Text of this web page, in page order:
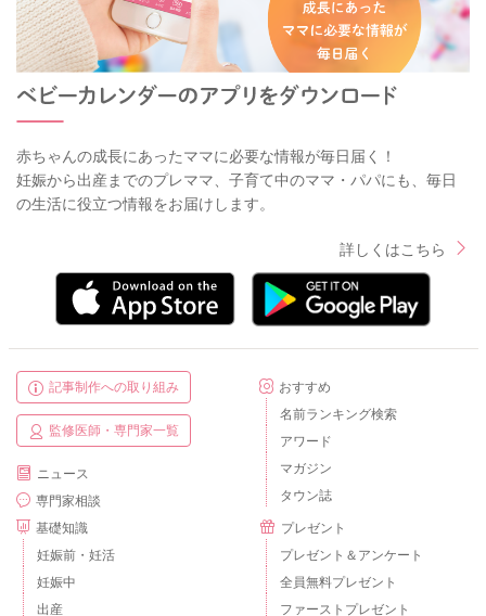
赤ちゃんの成長にあったママに必要な情報が毎日届く！
妊娠から出産までのプレママ、子育て中のママ・パパにも、毎日
の生活に役立つ情報をお届けします。
詳しくはこちら
記事制作への取り組み
監修医師・専門家一覧
ニュース
専門家相談
基礎知識
妊娠前・妊活
妊娠中
出産
おすすめ
名前ランキング検索
アワード
マガジン
タウン誌
プレゼント
プレゼント＆アンケート
全員無料プレゼント
ファーストプレゼント